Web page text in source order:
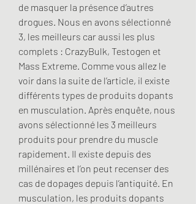
de masquer la présence d’autres
drogues. Nous en avons sélectionné
3, les meilleurs car aussi les plus
complets : CrazyBulk, Testogen et
Mass Extreme. Comme vous allez le
voir dans la suite de l’article, il existe
différents types de produits dopants
en musculation. Après enquête, nous
avons sélectionné les 3 meilleurs
produits pour prendre du muscle
rapidement. Il existe depuis des
millénaires et l’on peut recenser des
cas de dopages depuis l’antiquité. En
musculation, les produits dopants